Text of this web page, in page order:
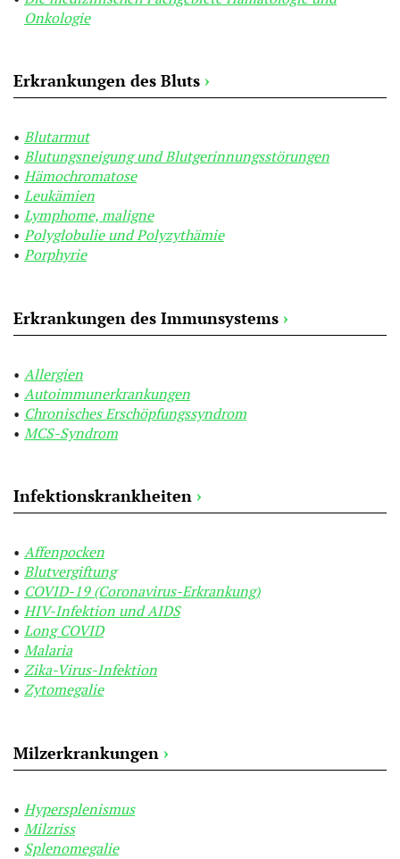
Onkologie
Erkrankungen des Bluts ›
Blutarmut
Blutungsneigung und Blutgerinnungsstörungen
Hämochromatose
Leukämien
Lymphome, maligne
Polyglobulie und Polyzythämie
Porphyrie
Erkrankungen des Immunsystems ›
Allergien
Autoimmunerkrankungen
Chronisches Erschöpfungssyndrom
MCS-Syndrom
Infektionskrankheiten ›
Affenpocken
Blutvergiftung
COVID-19 (Coronavirus-Erkrankung)
HIV-Infektion und AIDS
Long COVID
Malaria
Zika-Virus-Infektion
Zytomegalie
Milzerkrankungen ›
Hypersplenismus
Milzriss
Splenomegalie